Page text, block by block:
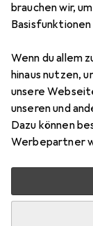
brauchen wir,
Wenn du allem
hinaus nutzen,
unsere
unseren und
Dazu können
Werbepartner
Travel
schwarz/